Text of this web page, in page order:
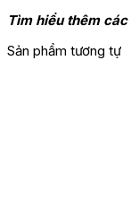
Tìm hiểu thêm các
Sản phẩm tương tự